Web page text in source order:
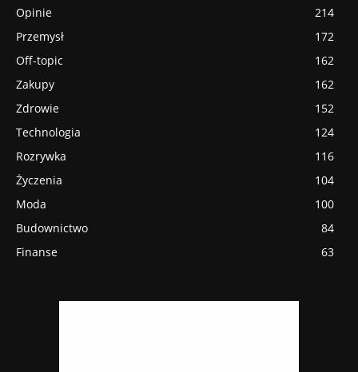
Opinie
214
Przemysł
172
Off-topic
162
Zakupy
162
Zdrowie
152
Technologia
124
Rozrywka
116
Życzenia
104
Moda
100
Budownictwo
84
Finanse
63